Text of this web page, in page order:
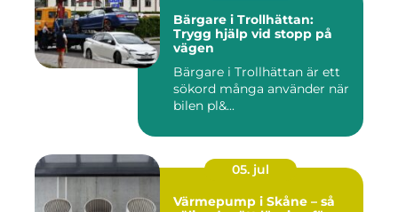
Bärgare i Trollhättan:
Trygg hjälp vid stopp på
vägen
Bärgare i Trollhättan är ett
sökord många använder när
bilen pl&...
05. jul
Värmepump i Skåne – så